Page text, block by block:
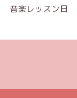
音楽レッスン日